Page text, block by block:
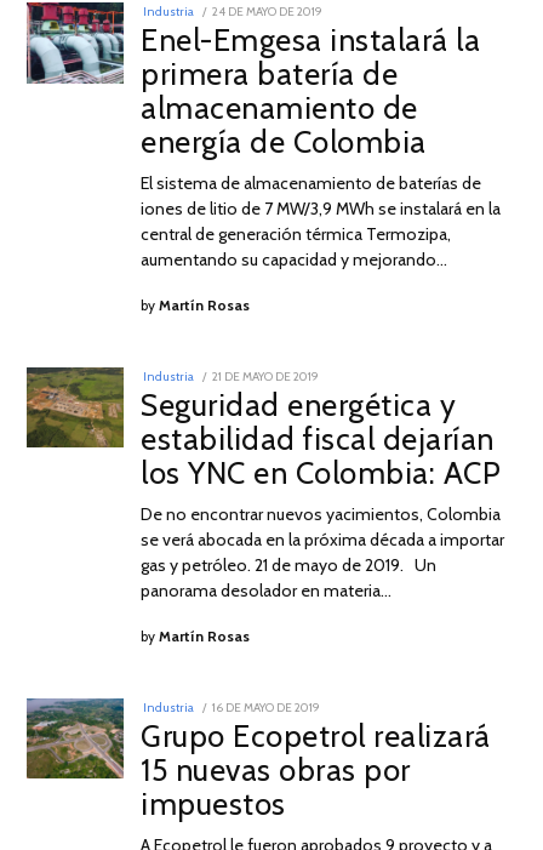
Industria
POSTED
ON
24 DE MAYO DE 2019
DE
MAYO
DE
2019
Enel-Emgesa instalará la
primera batería de
almacenamiento de
energía de Colombia
El sistema de almacenamiento de baterías de
iones de litio de 7 MW/3,9 MWh se instalará en la
central de generación térmica Termozipa,
aumentando su capacidad y mejorando…
byMartín Rosas
Industria
POSTED
ON
21 DE MAYO DE 2019
MAYO
DE
2019
Seguridad energética y
estabilidad fiscal dejarían
los YNC en Colombia: ACP
De no encontrar nuevos yacimientos, Colombia
se verá abocada en la próxima década a importar
gas y petróleo. 21 de mayo de 2019. Un
panorama desolador en materia…
byMartín Rosas
Industria
POSTED
16 DE MAYO DE 2019
DE
MAYO
DE
2019
Grupo Ecopetrol realizará
15 nuevas obras por
impuestos
A Ecopetrol le fueron aprobados 9 proyecto y a